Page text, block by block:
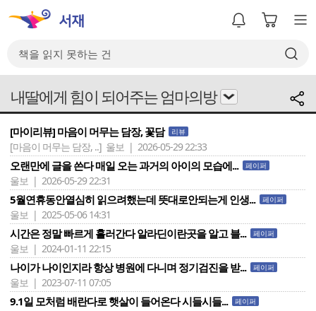
내딸에게 힘이 되어주는 엄마의방
[마이리뷰] 마음이 머무는 담장, 꽃담 리뷰
[마음이 머무는 담장, ..] 울보 | 2026-05-29 22:33
오랜만에 글을 쓴다 매일 오는 과거의 아이의 모습에... 페이퍼
울보 | 2026-05-29 22:31
5월연휴동안열심히 읽으려했는데 뜻대로안되는게 인생... 페이퍼
울보 | 2025-05-06 14:31
시간은 정말 빠르게 흘러간다 알라딘이란곳을 알고 블... 페이퍼
울보 | 2024-01-11 22:15
나이가 나이인지라 항상 병원에 다니며 정기검진을 받... 페이퍼
울보 | 2023-07-11 07:05
9.1일 모처럼 배란다로 햇살이 들어온다 시들시들... 페이퍼